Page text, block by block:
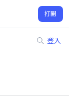
打開
登入